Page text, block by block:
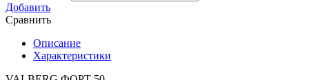
Добавить
Сравнить
Описание
Характеристики